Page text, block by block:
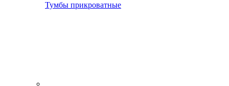
Тумбы прикроватные